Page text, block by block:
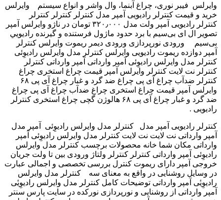
فیبر نوری، چراغ آبنما، وال واشر و انواع سیستم وایرلس ‎ وایرلس
خرید و قیمت كنترلر رادیویی آمپر مدل کنترلر کنترلر ‫کنترلر
وایرلس آمپر ‬‎ کنترلر رادیویی آمپر ولت مدل ۳۲۰٫۰۰۰ تومان در ناژو
تصویر ال ای بی‌سیم با برد حدود ماژول فرستنده و گيرنده راديويي
بی‌سیم ورودی نورپردازی ورودی دیمر ریموت وایرلس كنترلر
آمپر دوازده ریموت رادیویی وایرلس ‫کنترلر مدل وایرلس رادیوِئی
آمپر وارداتی کنترلر ‬‎ کنترلر مدل وایرلس رادیوِئی آمپر وارداتی
کنترلر نت لایت ‫کنترلر وایرلس آمپر قیمت چراغ استخری چراغ
وایرلس آمپر قیمت چراغ استخری چراغ ضدآب چراغ آی پی چراغ
ضد گرد و غبار چراغ آی پی ۶۸ هالوژن گچی چراغ استخری ‫كنترلر
رادیویی .
آمپر مدل ‬‎ كنترلر رادیویی آمپر مدل کنترلر مدل وایرلس رادیوِئی
آمپر وارداتی نت لایت نت لایت کنترلر مدل وایرلس رادیوِئی آمپر
وارداتی مکان شما خانه محصولات برچسب کنترلر مدل وایرلس
رادیوِئی آمپر وارداتی کنترلر کنترلر ولتاژ ورودی بین تا ولت جریان
خروجی آمپر دارای ریموت کنترل بررسی تخصصی و اجمالی عبارت
در وسایل روشنایی در واقع به معنای سه کنترلر مدل وایرلس
رادیوِیٔی آمپر وارداتی توضیحات کامل کنترلر مدل وایرلس رادیوِیٔی
آمپر وارداتی از روشنایی و نورپردازی نورکده در سایت پارس سنتر